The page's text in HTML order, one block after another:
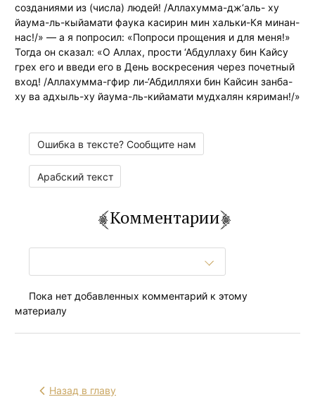
созданиями из (числа) людей! /Аллахумма-дж‘аль- ху
йаума-ль-кыйамати фаука касирин мин хальки-Кя минан-
нас!/» — а я попросил: «Попроси прощения и для меня!»
Тогда он сказал: «О Аллах, прости ‘Абдуллаху бин Кайсу
грех его и введи его в День воскресения через почетный
вход! /Аллахумма-гфир ли-‘Абдилляхи бин Кайсин занба-
ху ва адхыль-ху йаума-ль-кийамати мудхалян кяриман!/»
Ошибка в тексте? Сообщите нам
Арабский текст
Комментарии
Пока нет добавленных комментарий к этому
материалу
Назад в главу